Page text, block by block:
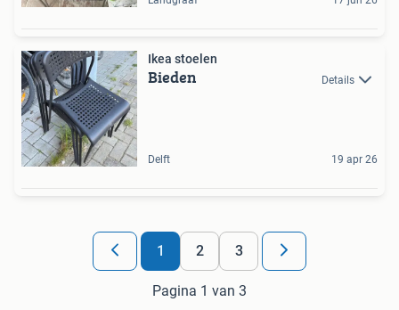
Ikea stoelen
Bieden Details
Delft 19 apr 26
1 2 3
Pagina 1 van 3